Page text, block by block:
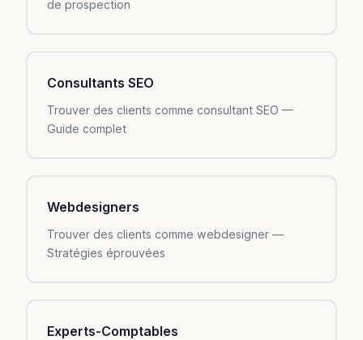
de prospection
Consultants SEO
Trouver des clients comme consultant SEO —
Guide complet
Webdesigners
Trouver des clients comme webdesigner —
Stratégies éprouvées
Experts-Comptables